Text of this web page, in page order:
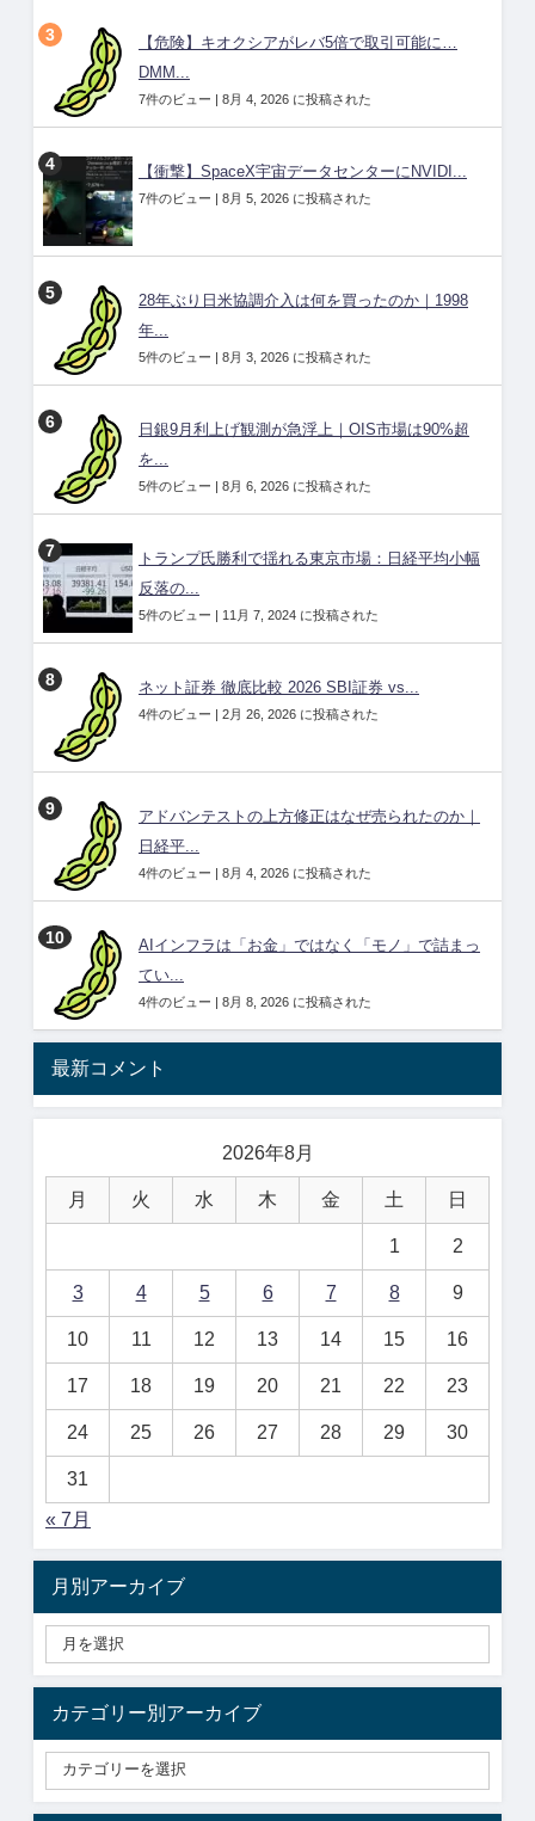
【危険】キオクシアがレバ5倍で取引可能に…
DMM...
7件のビュー | 8月 4, 2026 に投稿された
【衝撃】SpaceX宇宙データセンターにNVIDI...
7件のビュー | 8月 5, 2026 に投稿された
28年ぶり日米協調介入は何を買ったのか｜1998
年...
5件のビュー | 8月 3, 2026 に投稿された
日銀9月利上げ観測が急浮上｜OIS市場は90%超
を...
5件のビュー | 8月 6, 2026 に投稿された
トランプ氏勝利で揺れる東京市場：日経平均小幅
反落の...
5件のビュー | 11月 7, 2024 に投稿された
ネット証券 徹底比較 2026 SBI証券 vs...
4件のビュー | 2月 26, 2026 に投稿された
アドバンテストの上方修正はなぜ売られたのか｜
日経平...
4件のビュー | 8月 4, 2026 に投稿された
AIインフラは「お金」ではなく「モノ」で詰まっ
てい...
4件のビュー | 8月 8, 2026 に投稿された
最新コメント
2026年8月
月 火 水 木 金 土 日
1 2
3 4 5 6 7 8 9
10 11 12 13 14 15 16
17 18 19 20 21 22 23
24 25 26 27 28 29 30
31
« 7月
月別アーカイブ
カテゴリー別アーカイブ